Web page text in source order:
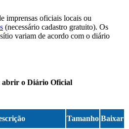
imprensas oficiais locais ou
(necessário cadastro gratuito). Os
variam de acordo com o diário
abrir o Diário Oficial
Tamanho Baixar